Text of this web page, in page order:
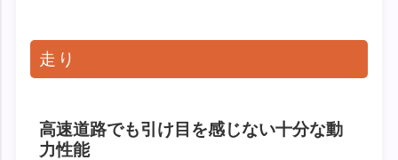
走り
高速道路でも引け目を感じない十分な動
力性能